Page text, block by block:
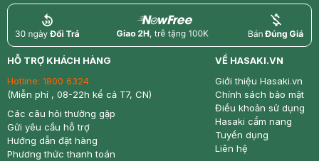
return nowfree price
HỖ TRỢ KHÁCH HÀNG
Hotline: 1800 6324
(Miễn phí , 08-22h kể cả T7, CN)
Các câu hỏi thường gặp
Gửi yêu cầu hỗ trợ
Hướng dẫn đặt hàng
Phương thức thanh toán
VỀ HASAKI.VN
Giới thiệu Hasaki.vn
Chính sách bảo mật
Điều khoản sử dụng
Hasaki cẩm nang
Tuyển dụng
Liên hệ